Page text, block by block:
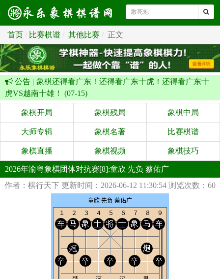
首页 比赛棋谱 其他比赛 正文
公告 | 象棋还得看广东！还得看广东十虎！还得看广东十
虎VS越南十雄！ (07-15)
象棋开局 象棋残局 象棋中局
大师专辑 象棋名著 比赛棋谱
象棋直播 象棋视频 象棋技巧
2026年渝粤象棋团体对抗赛[8]:童欣 先负 蔡佑广
作者：棋行天下 更新时间：2026-06-12 11:30:54 浏览次数：60